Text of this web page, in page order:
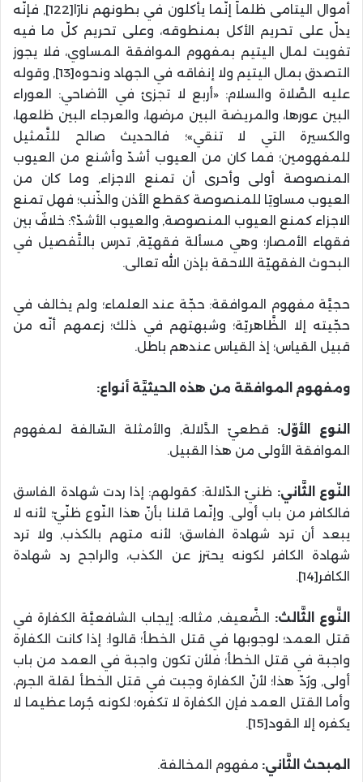
أموال اليتامى ظلماً إنّما يأكلون في بطونهم نارًا[122], فإنّه
يدلّ على تحريم الأكل بمنطوقه، وعلى تحريم كلّ ما فيه
تفويت لمال اليتيم بمفهوم الموافقة المساوي، فلا يجوز
التصدق بمال اليتيم ولا إنفاقه في الجهاد ونحوه[13], وقوله
عليه الصَّلاة والسلام: «أربع لا تجزئ في الأضاحي: العوراء
البين عورها، والمريضة البين مرضها، والعرجاء البين ظلعها،
والكسيرة التي لا تنقي»؛ فالحديث صالح للتَّمثيل
للمفهومين؛ فما كان من العيوب أشدّ وأشنع من العيوب
المنصوصة أولى وأحرى أن تمنع الاجزاء, وما كان من
العيوب مساويًا للمنصوصة كقطع الأذن والذّنب؛ فهل تمنع
الاجزاء كمنع العيوب المنصوصة, والعيوب الأشدّ؟: خلافٌ بين
فقهاء الأمصار؛ وهي مسألة فقهيّة, تدرس بالتَّفصيل في
البحوث الفقهيّة اللاحقة بإذن الله تعالى.
حجيَّة مفهوم الموافقة: حجّة عند العلماء؛ ولم يخالف في
حجّيته إلا الظَّاهريّة؛ وشبهتهم في ذلك؛ زعمهم أنّه من
قبيل القياس؛ إذ القياس عندهم باطل.
ومفهوم الموافقة من هذه الحيثيَّة أنواع:
النوع الأوّل: قطعيّ الدَّلالة, والأمثلة السّالفة لمفهوم
الموافقة الأولى من هذا القبيل.
النّوع الثَّاني: ظنيّ الدّلالة: كقولهم: إذا ردت شهادة الفاسق
فالكافر من باب أولى. وإنّما قلنا بأنّ هذا النّوع ظنّيّ؛ لأنه لا
يبعد أن ترد شهادة الفاسق؛ لأنه متهم بالكذب, ولا ترد
شهادة الكافر لكونه يحترز عن الكذب، والراجح رد شهادة
الكافر[14].
النَّوع الثَّالث: الضَّعيف, مثاله: إيجاب الشافعيَّة الكفارة في
قتل العمد؛ لوجوبها في قتل الخطأ؛ قالوا: إذا كانت الكفارة
واجبة في قتل الخطأ؛ فلأن تكون واجبة في العمد من باب
أولى, ورُدّ هذا؛ لأنّ الكفارة وجبت في قتل الخطأ لقلة الجرم،
وأما القتل العمد فإن الكفارة لا تكفره؛ لكونه جُرما عظيما لا
يكفره إلا القود[15].
المبحث الثَّاني: مفهوم المخالفة.